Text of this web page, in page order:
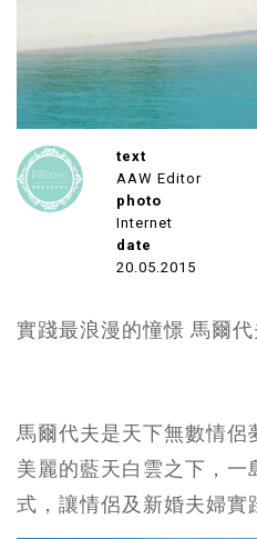
text
AAW Editor
photo
Internet
date
20.05.2015
實踐最浪漫的憧憬 馬爾代
馬爾代夫是天下無數情
美麗的藍天白雲之下，
式，讓情侶及新婚夫婦實